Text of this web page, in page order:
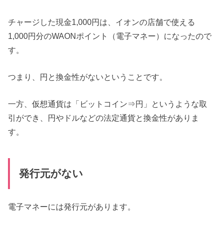
チャージした現金1,000円は、イオンの店舗で使える
1,000円分のWAONポイント（電子マネー）になったので
す。
つまり、円と換金性がないということです。
一方、仮想通貨は「ビットコイン⇒円」というような取
引ができ、円やドルなどの法定通貨と換金性がありま
す。
発行元がない
電子マネーには発行元があります。